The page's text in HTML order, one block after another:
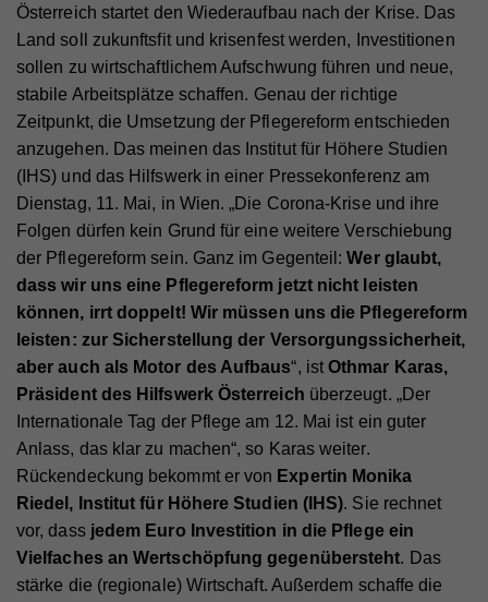
Österreich startet den Wiederaufbau nach der Krise. Das
Land soll zukunftsfit und krisenfest werden, Investitionen
sollen zu wirtschaftlichem Aufschwung führen und neue,
stabile Arbeitsplätze schaffen. Genau der richtige
Zeitpunkt, die Umsetzung der Pflegereform entschieden
anzugehen. Das meinen das Institut für Höhere Studien
(IHS) und das Hilfswerk in einer Pressekonferenz am
Dienstag, 11. Mai, in Wien. „Die Corona-Krise und ihre
Folgen dürfen kein Grund für eine weitere Verschiebung
der Pflegereform sein. Ganz im Gegenteil:Wer glaubt,
dass wir uns eine Pflegereform jetzt nicht leisten
können, irrt doppelt! Wir müssen uns die Pflegereform
leisten: zur Sicherstellung der Versorgungssicherheit,
aber auch als Motor des Aufbaus“, istOthmar Karas,
Präsident des Hilfswerk Österreich überzeugt. „Der
Internationale Tag der Pflege am 12. Mai ist ein guter
Anlass, das klar zu machen“, so Karas weiter.
Rückendeckung bekommt er von Expertin Monika
Riedel, Institut für Höhere Studien (IHS). Sie rechnet
vor, dass jedem Euro Investition in die Pflege ein
Vielfaches an Wertschöpfung gegenübersteht. Das
stärke die (regionale) Wirtschaft. Außerdem schaffe die